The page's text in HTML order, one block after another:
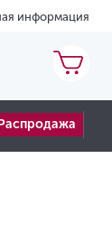
информация